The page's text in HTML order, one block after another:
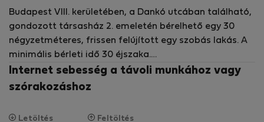
Budapest VIII. kerületében, a Dankó utcában található,
gondozott társasház 2. emeletén bérelhető egy 30
négyzetméteres, frissen felújított egy szobás lakás. A
minimális bérleti idő 30 éjszaka.
A lakás napos, modern és vadonatúj bútorokkal van
Internet sebesség a távoli munkához vagy
szórakozáshoz
Letöltés Feltöltés